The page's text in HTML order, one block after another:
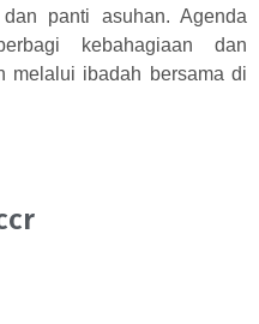
panti asuhan. Agenda
kebahagiaan dan
melalui ibadah bersama di